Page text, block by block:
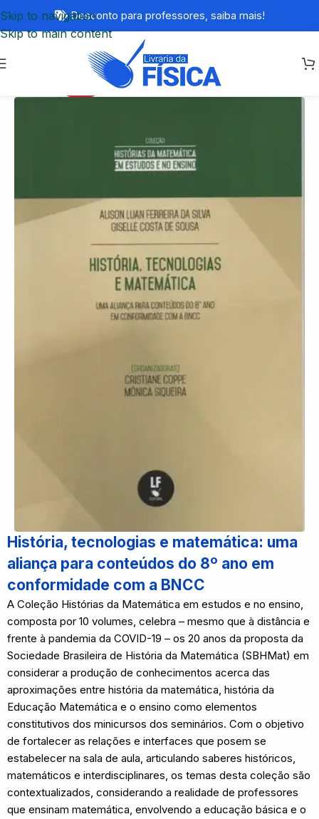
Skip to navigation
Skip to main content
Desconto para professores, saiba mais!
História, tecnologias e matemática: uma
aliança para conteúdos do 8º ano em
conformidade com a BNCC
A Coleção Histórias da Matemática em estudos e no ensino,
composta por 10 volumes, celebra – mesmo que à distância e
frente à pandemia da COVID-19 – os 20 anos da proposta da
Sociedade Brasileira de História da Matemática (SBHMat) em
considerar a produção de conhecimentos acerca das
aproximações entre história da matemática, história da
Educação Matemática e o ensino como elementos
constitutivos dos minicursos dos seminários. Com o objetivo
de fortalecer as relações e interfaces que posem se
estabelecer na sala de aula, articulando saberes históricos,
matemáticos e interdisciplinares, os temas desta coleção são
contextualizados, considerando a realidade de professores
que ensinam matemática, envolvendo a educação básica e o